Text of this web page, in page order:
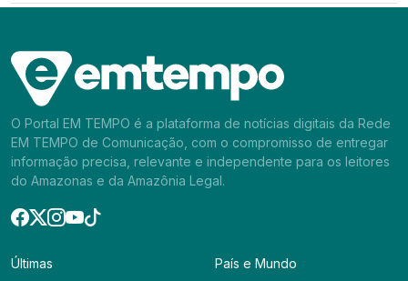
O Portal EM TEMPO é a plataforma de notícias digitais da Rede
EM TEMPO de Comunicação, com o compromisso de entregar
informação precisa, relevante e independente para os leitores
do Amazonas e da Amazônia Legal.
Últimas
País e Mundo